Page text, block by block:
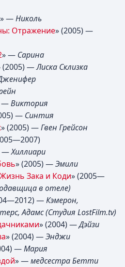
» —Николь
Отражение» (2005) —
» — Сарина
(2005) —Лиска Склизка
—Виктория
— Синтия
» (2005) —Гвен Грейсон
—Хиллиари
» (2005) —Эмили
Зака и Коди» (2005—
в отеле)
—Кэмерон,
Адамс(Студия LostFilm.tv)
» (2004) —Дэйзи
» (2004) —Энджи
—Мария
» —медсестра Бетти